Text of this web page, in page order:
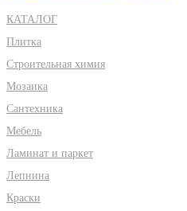
КАТАЛОГ
Плитка
Строительная химия
Мозаика
Сантехника
Мебель
Ламинат и паркет
Лепнина
Краски